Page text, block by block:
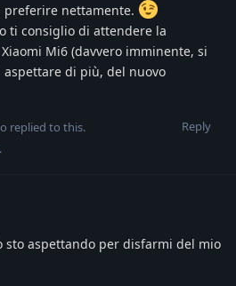
nettamente.
ti consiglio di attendere la
Mi6 (davvero imminente, si
di più, del nuovo
Reply
replied to this.
.
sto aspettando per disfarmi del mio